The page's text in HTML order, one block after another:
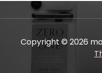
Copyright © 2026